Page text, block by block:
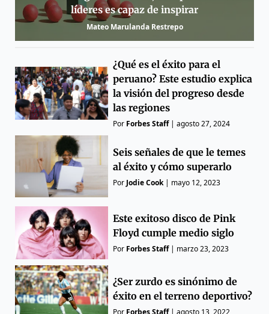
líderes es capaz de inspirar
Mateo Marulanda Restrepo
¿Qué es el éxito para el
peruano? Este estudio explica
la visión del progreso desde
las regiones
Por Forbes Staff|agosto 27, 2024
Seis señales de que le temes
al éxito y cómo superarlo
Por Jodie Cook| mayo 12, 2023
Este exitoso disco de Pink
Floyd cumple medio siglo
Por Forbes Staff| marzo 23, 2023
¿Ser zurdo es sinónimo de
éxito en el terreno deportivo?
Por Forbes Staff|agosto 13, 2022